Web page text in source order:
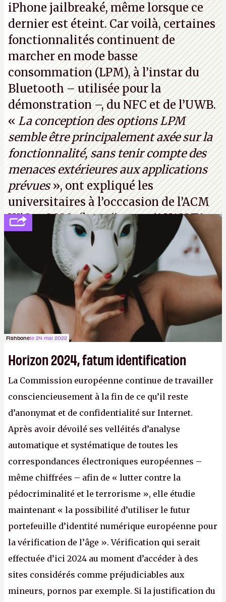
iPhone jailbreaké, même lorsque ce
dernier est éteint. Car voilà, certaines
fonctionnalités continuent de
marcher en mode basse
consommation (LPM), à l’instar du
Bluetooth – utilisée pour la
démonstration –, du NFC et de l’UWB.
« La conception des options LPM
semble être principalement axée sur la
fonctionnalité, sans tenir compte des
menaces extérieures aux applications
prévues», ont expliqué les
universitaires à l’occcasion de l’ACM
WiSec 2022. (http://cpc.cx/AH432T1
(PDF) - Crédit photo : Pexels - Tyler
Lastovich)
Fishbonele 24 mai 2022
Horizon 2024, fatum identification
La Commission européenne continue de travailler
consciencieusement à la fin de ce qu’il reste
d’anonymat et de confidentialité sur Internet.
Après avoir dévoilé ses velléités d’analyse
automatique et systématique de toutes les
correspondances électroniques européennes –
même chiffrées – afin de « lutter contre la
pédocriminalité et le terrorisme », elle étudie
maintenant « la possibilité d’utiliser le futur
portefeuille d’identité numérique européenne pour
la vérification de l’âge ». Vérification qui serait
effectuée d’ici 2024 au moment d’accéder à des
sites considérés comme préjudiciables aux
mineurs, pornos par exemple. Si la justification du